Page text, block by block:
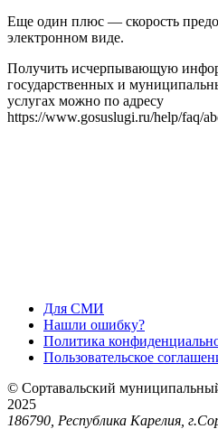
Еще один плюс — скорость
электронном виде.
Получить исчерпывающую
государственных и
услугах можно по адресу
https://www.gosuslugi.ru/help/faq/
Для СМИ
Нашли ошибку?
Политика
Пользовательское
© Сортавальский
2025
186790, Республика Карелия,